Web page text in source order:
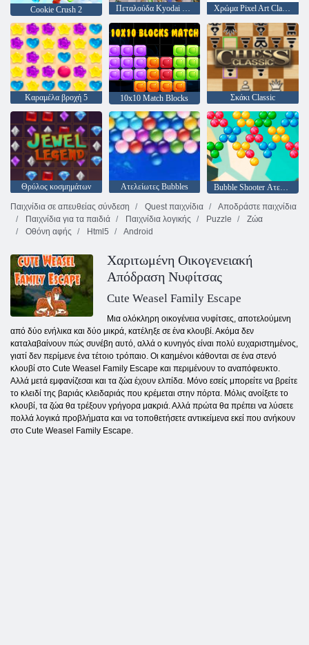
Cookie Crush 2 Πεταλούδα Kyodai HD Χρώμα Pixel Art Classic
Καραμέλα βροχή 5 10x10 Match Blocks Σκάκι Classic
Θρύλος κοσμημάτων Ατελείωτες Bubbles
Bubble Shooter Ατελείωτες
Παιχνίδια σε απευθείας σύνδεση
Quest παιχνίδια
Αποδράστε παιχνίδια
Παιχνίδια για τα παιδιά
Παιχνίδια λογικής Puzzle
Ζώα
Οθόνη αφής
Html5 Android
Χαριτωμένη Οικογενειακή
Απόδραση Νυφίτσας
Cute Weasel Family Escape
Μια ολόκληρη οικογένεια νυφίτσες, αποτελούμενη
από δύο ενήλικα και δύο μικρά, κατέληξε σε ένα κλουβί. Ακόμα δεν
καταλαβαίνουν πώς συνέβη αυτό, αλλά ο κυνηγός είναι πολύ ευχαριστημένος,
γιατί δεν περίμενε ένα τέτοιο τρόπαιο. Οι καημένοι κάθονται σε ένα στενό
κλουβί στο Cute Weasel Family Escape και περιμένουν το αναπόφευκτο.
Αλλά μετά εμφανίζεσαι και τα ζώα έχουν ελπίδα. Μόνο εσείς μπορείτε να βρείτε
το κλειδί της βαριάς κλειδαριάς που κρέμεται στην πόρτα. Μόλις ανοίξετε το
κλουβί, τα ζώα θα τρέξουν γρήγορα μακριά. Αλλά πρώτα θα πρέπει να λύσετε
πολλά λογικά προβλήματα και να τοποθετήσετε αντικείμενα εκεί που ανήκουν
στο Cute Weasel Family Escape.